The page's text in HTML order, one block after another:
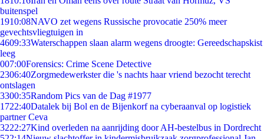
buitenspel
1910:08NAVO zet wegens Russische provocatie 250% meer
gevechtsvliegtuigen in
4609:33Waterschappen slaan alarm wegens droogte: Gereedschapskist
leeg
007:00Forensics: Crime Scene Detective
2306:40Zorgmedewerkster die 's nachts haar vriend bezocht terecht
ontslagen
3300:35Random Pics van de Dag #1977
1722:40Datalek bij Bol en de Bijenkorf na cyberaanval op logistiek
partner Ceva
3222:27Kind overleden na aanrijding door AH-bestelbus in Dordrecht